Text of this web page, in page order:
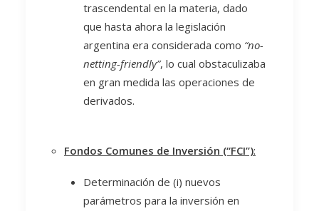
trascendental en la materia, dado
que hasta ahora la legislación
argentina era considerada como “no-
netting-friendly”, lo cual obstaculizaba
en gran medida las operaciones de
derivados.
Fondos Comunes de Inversión (“FCI”):
Determinación de (i) nuevos
parámetros para la inversión en